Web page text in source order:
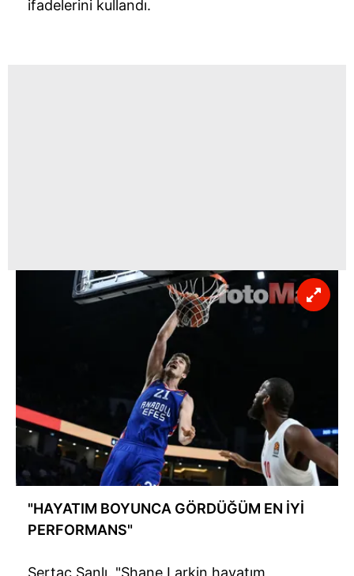
ifadelerini kullandı.
"HAYATIM BOYUNCA GÖRDÜĞÜM EN İYİ
PERFORMANS"
Sertaç Şanlı, "Shane Larkin hayatım